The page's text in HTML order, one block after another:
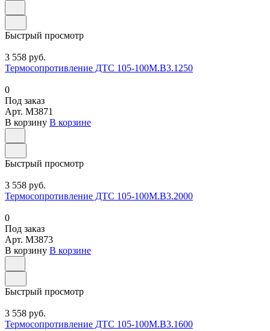
Быстрый просмотр
3 558 руб.
Термосопротивление ДТС 105-100М.В3.1250
0
Под заказ
Арт. M3871
В корзину В корзине
Быстрый просмотр
3 558 руб.
Термосопротивление ДТС 105-100М.В3.2000
0
Под заказ
Арт. M3873
В корзину В корзине
Быстрый просмотр
3 558 руб.
Термосопротивление ДТС 105-100М.В3.1600